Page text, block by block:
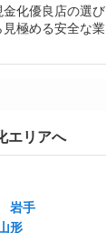
化優良店の選び
極める安全な業
エリアへ
岩手
形